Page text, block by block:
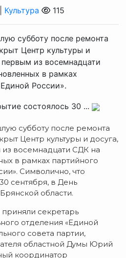
Культура 115
субботу после ремонта
Центр культуры и
из восемнадцати
в рамках
России».
состоялось 30 ...
субботу после ремонта
Центр культуры и досуга,
восемнадцати СДК на
в рамках партийного
Символично, что
сентября, в День
области.
секретарь
отделения «Единой
совета партии,
областной Думы Юрий
координатор